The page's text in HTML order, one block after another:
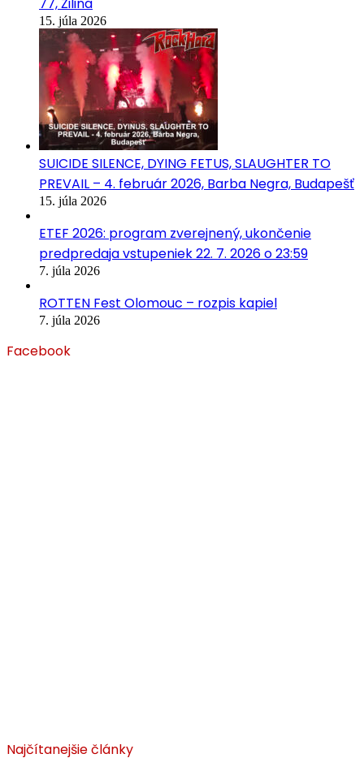
15. júla 2026
SUICIDE SILENCE, DYING FETUS, SLAUGHTER TO
PREVAIL – 4. február 2026, Barba Negra, Budapešť
15. júla 2026
ETEF 2026: program zverejnený, ukončenie
predpredaja vstupeniek 22. 7. 2026 o 23:59
7. júla 2026
ROTTEN Fest Olomouc – rozpis kapiel
7. júla 2026
Facebook
Najčítanejšie články